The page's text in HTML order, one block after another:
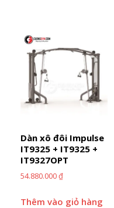
Dàn xô đôi Impulse
IT9325 + IT9325 +
IT9327OPT
54.880.000₫
Thêm vào giỏ hàng